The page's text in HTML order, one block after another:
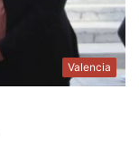
Valencia